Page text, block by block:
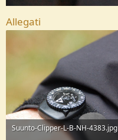
Allegati
Suunto-Clipper-L-B-NH-4383.jpg